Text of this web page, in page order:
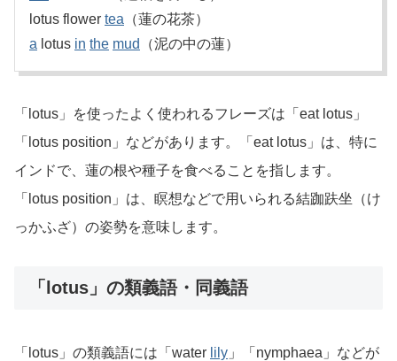
lotus flower tea （蓮の花茶）
a lotus in the mud （泥の中の蓮）
「lotus」を使ったよく使われるフレーズは「eat lotus」
「lotus position」などがあります。「eat lotus」は、特に
インドで、蓮の根や種子を食べることを指します。
「lotus position」は、瞑想などで用いられる結跏趺坐（け
っかふざ）の姿勢を意味します。
「lotus」の類義語・同義語
「lotus」の類義語には「water lily 」「nymphaea」などが